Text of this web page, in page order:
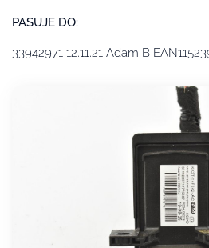
PASUJE DO:
33942971 12.11.21 Adam B